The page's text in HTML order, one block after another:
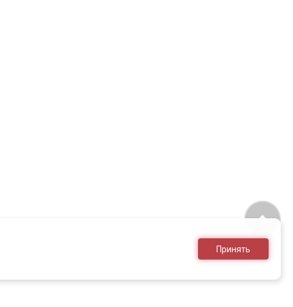
Принять